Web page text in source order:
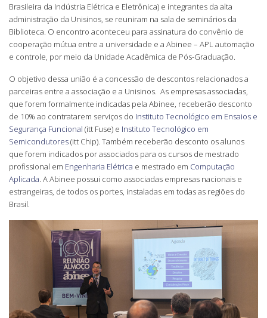
Brasileira da Indústria Elétrica e Eletrônica) e integrantes da alta
administração da Unisinos, se reuniram na sala de seminários da
Biblioteca. O encontro aconteceu para assinatura do convênio de
cooperação mútua entre a universidade e a Abinee – APL automação
e controle, por meio da Unidade Acadêmica de Pós-Graduação.
O objetivo dessa união é a concessão de descontos relacionados a
parceiras entre a associação e a Unisinos. As empresas associadas,
que forem formalmente indicadas pela Abinee, receberão desconto
de 10% ao contratarem serviços do Instituto Tecnológico em Ensaios e
Segurança Funcional (itt Fuse) e Instituto Tecnológico em
Semicondutores(itt Chip). Também receberão desconto os alunos
que forem indicados por associados para os cursos de mestrado
profissional em Engenharia Elétrica e mestrado em Computação
Aplicada. A Abinee possui como associadas empresas nacionais e
estrangeiras, de todos os portes, instaladas em todas as regiões do
Brasil.